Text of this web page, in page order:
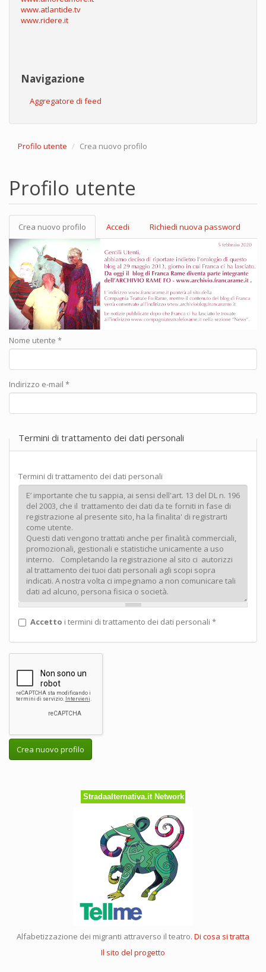
www.atlantide.tv
www.ridere.it
Navigazione
Aggregatore di feed
Profilo utente Crea nuovo profilo
Profilo utente
Schede primarie
Crea nuovo profilo (scheda
attiva)
Accedi Richiedi nuova password
Nome utente *
Indirizzo e-mail *
Termini di trattamento dei dati personali
Termini di trattamento dei dati personali
Accetto i termini di trattamento dei dati personali *
Crea nuovo profilo
Stradaalternativa.it Network
Alfabetizzazione dei migranti attraverso il teatro. Di cosa si tratta
Il sito del progetto